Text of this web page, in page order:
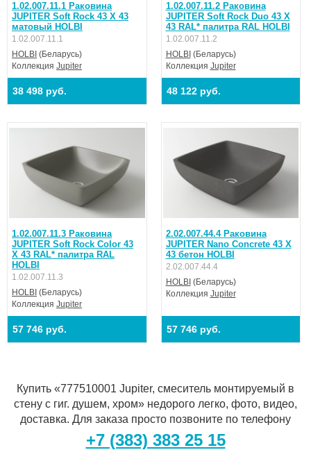
1.02.007.11.1 Раковина
JUPITER Soft Rock 43 Х 43
матовый HOLBI
1.02.007.11.1
HOLBI (Беларусь)
Коллекция Jupiter
38 498 руб.
1.02.007.11.2 Раковина
JUPITER Soft Rock Duo 43 Х
43 RAL* палитра RAL HOLBI
1.02.007.11.2
HOLBI (Беларусь)
Коллекция Jupiter
48 122 руб.
1.02.007.11.3 Раковина
JUPITER Soft Rock Color 43
Х 43 RAL* палитра RAL
HOLBI
1.02.007.11.3
HOLBI (Беларусь)
Коллекция Jupiter
57 746 руб.
2.02.007.44.4 Раковина
JUPITER Nano Concrete 43 Х
43 бетон HOLBI
2.02.007.44.4
HOLBI (Беларусь)
Коллекция Jupiter
57 746 руб.
Купить «777510001 Jupiter, смеситель монтируемый в
стену с гиг. душем, хром» недорого легко, фото, видео,
доставка. Для заказа просто позвоните по телефону
+7 (383) 383 25 15